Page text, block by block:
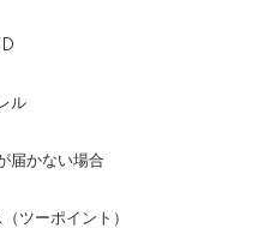
ル
届かない場合
ツーポイント）